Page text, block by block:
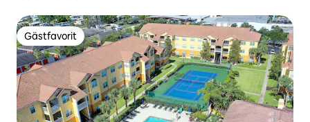
Gästfavorit
Gästfavorit